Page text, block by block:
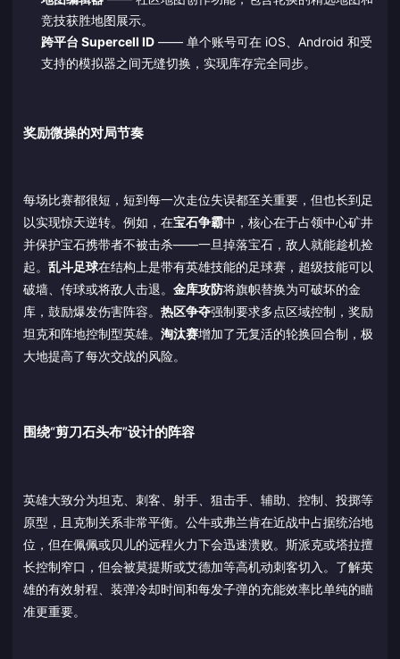
竞技获胜地图展示。
跨平台 Supercell ID—— 单个账号可在 iOS、Android 和受
支持的模拟器之间无缝切换，实现库存完全同步。
奖励微操的对局节奏
每场比赛都很短，短到每一次走位失误都至关重要，但也长到足
以实现惊天逆转。例如，在宝石争霸中，核心在于占领中心矿井
并保护宝石携带者不被击杀——一旦掉落宝石，敌人就能趁机捡
起。 乱斗足球在结构上是带有英雄技能的足球赛，超级技能可以
破墙、传球或将敌人击退。 金库攻防将旗帜替换为可破坏的金
库，鼓励爆发伤害阵容。 热区争夺强制要求多点区域控制，奖励
坦克和阵地控制型英雄。 淘汰赛增加了无复活的轮换回合制，极
大地提高了每次交战的风险。
围绕“剪刀石头布”设计的阵容
英雄大致分为坦克、刺客、射手、狙击手、辅助、控制、投掷等
原型，且克制关系非常平衡。公牛或弗兰肯在近战中占据统治地
位，但在佩佩或贝儿的远程火力下会迅速溃败。斯派克或塔拉擅
长控制窄口，但会被莫提斯或艾德加等高机动刺客切入。了解英
雄的有效射程、装弹冷却时间和每发子弹的充能效率比单纯的瞄
准更重要。